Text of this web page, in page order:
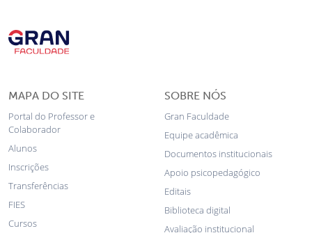
MAPA DO SITE
Portal do Professor e
Colaborador
Alunos
Inscrições
Transferências
FIES
Cursos
SOBRE NÓS
Gran Faculdade
Equipe acadêmica
Documentos institucionais
Apoio psicopedagógico
Editais
Biblioteca digital
Avaliação institucional